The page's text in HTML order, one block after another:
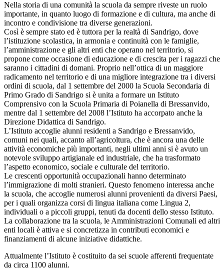
Nella storia di una comunità la scuola da sempre riveste un ruolo
importante, in quanto luogo di formazione e di cultura, ma anche di
incontro e condivisione tra diverse generazioni.
Così è sempre stato ed è tuttora per la realtà di Sandrigo, dove
l’istituzione scolastica, in armonia e continuità con le famiglie,
l’amministrazione e gli altri enti che operano nel territorio, si
propone come occasione di educazione e di crescita per i ragazzi che
saranno i cittadini di domani. Proprio nell’ottica di un maggiore
radicamento nel territorio e di una migliore integrazione tra i diversi
ordini di scuola, dal 1 settembre del 2000 la Scuola Secondaria di
Primo Grado di Sandrigo si è unita a formare un Istituto
Comprensivo con la Scuola Primaria di Poianella di Bressanvido,
mentre dal 1 settembre del 2008 l’Istituto ha accorpato anche la
Direzione Didattica di Sandrigo.
L’Istituto accoglie alunni residenti a Sandrigo e Bressanvido,
comuni nei quali, accanto all’agricoltura, che è ancora una delle
attività economiche più importanti, negli ultimi anni si è avuto un
notevole sviluppo artigianale ed industriale, che ha trasformato
l’aspetto economico, sociale e culturale del territorio.
Le crescenti opportunità occupazionali hanno determinato
l’immigrazione di molti stranieri. Questo fenomeno interessa anche
la scuola, che accoglie numerosi alunni provenienti da diversi Paesi,
per i quali organizza corsi di lingua italiana come Lingua 2,
individuali o a piccoli gruppi, tenuti da docenti dello stesso Istituto.
La collaborazione tra la scuola, le Amministrazioni Comunali ed altri
enti locali è attiva e si concretizza in contributi economici e
finanziamenti di alcune iniziative didattiche.
Attualmente l’Istituto è costituito da sei scuole afferenti frequentate
da circa 1100 alunni.